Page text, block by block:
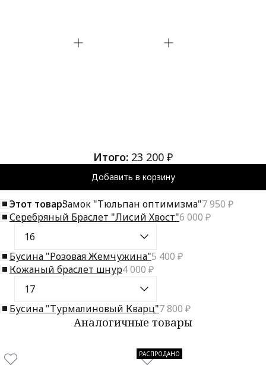
Итого: 23 200 ₽
Добавить в корзину
Этот товар:Замок "Тюльпан оптимизма"7 950 ₽
Серебряный Браслет "Лисий Хвост"6 000 ₽
Бусина "Розовая Жемчужина"5 400 ₽
Кожаный браслет шнур4 000 ₽
Бусина "Турмалиновый Кварц"7 800 ₽
Аналогичные товары
РАСПРОДАНО